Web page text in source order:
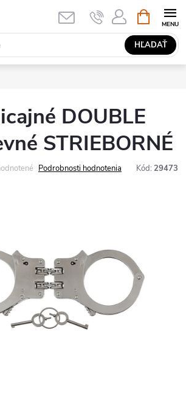
HĽADAŤ
KOŠÍK
DOUBLE
STRIEBORNÉ
Podrobnosti hodnotenia Kód: 29473